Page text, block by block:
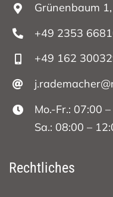
Grünenbaum
+49 2353
+49 162
Mo.-Fr.: 07:00
Sa.: 08:00 –
Rechtliches